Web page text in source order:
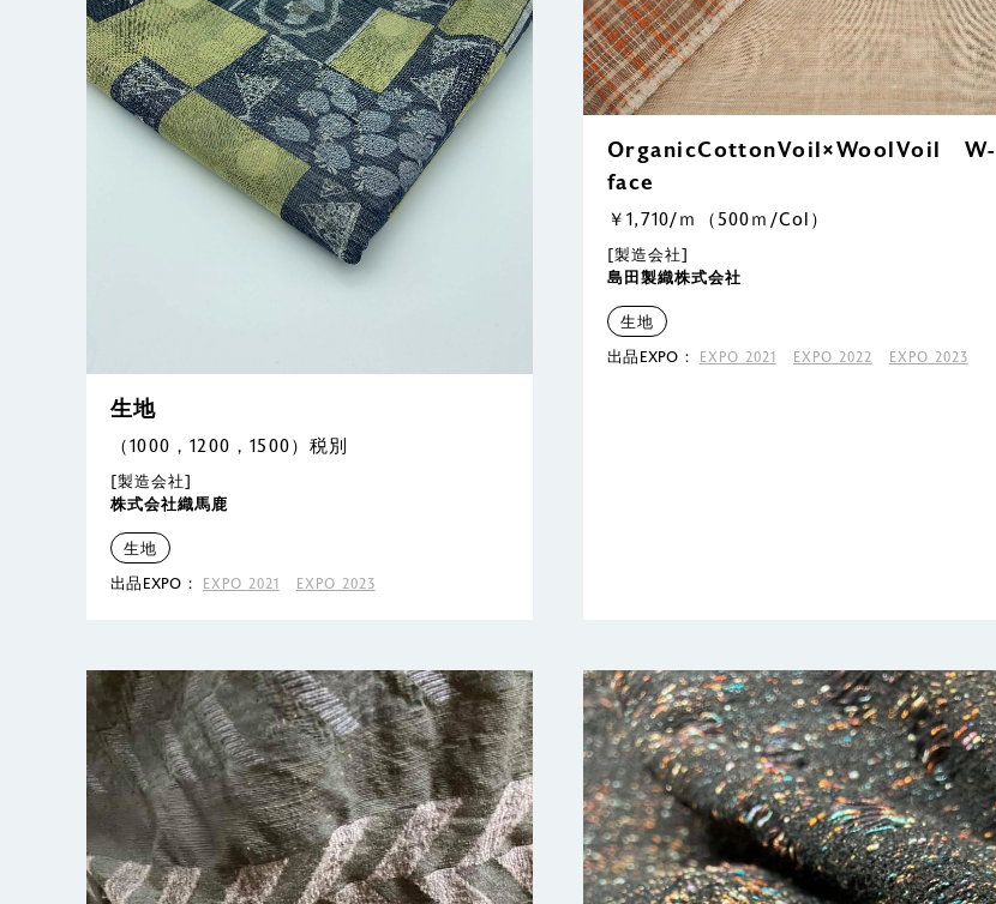
生地
（1000，1200，1500）税別
[製造会社]
株式会社織馬鹿
生地
出品EXPO：
EXPO 2021 EXPO 2023
OrganicCottonVoil×WoolVoil W-
face
￥1,710/ｍ（500ｍ/Col）
[製造会社]
島田製織株式会社
生地
出品EXPO：
EXPO 2021 EXPO 2022 EXPO 2023